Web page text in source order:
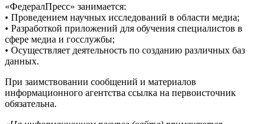
«ФедералПресс» занимается:
• Проведением научных исследований в области медиа;
• Разработкой приложений для обучения специалистов в
сфере медиа и госслужбы;
• Осуществляет деятельность по созданию различных баз
данных.
При заимствовании сообщений и материалов
информационного агентства ссылка на первоисточник
обязательна.